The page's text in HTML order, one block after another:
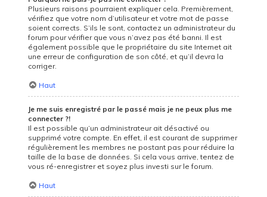
Plusieurs raisons pourraient expliquer cela. Premièrement,
vérifiez que votre nom d’utilisateur et votre mot de passe
soient corrects. S’ils le sont, contactez un administrateur du
forum pour vérifier que vous n’avez pas été banni. Il est
également possible que le propriétaire du site Internet ait
une erreur de configuration de son côté, et qu’il devra la
corriger.
Haut
Je me suis enregistré par le passé mais je ne peux plus me
connecter ?!
Il est possible qu’un administrateur ait désactivé ou
supprimé votre compte. En effet, il est courant de supprimer
régulièrement les membres ne postant pas pour réduire la
taille de la base de données. Si cela vous arrive, tentez de
vous ré-enregistrer et soyez plus investi sur le forum.
Haut